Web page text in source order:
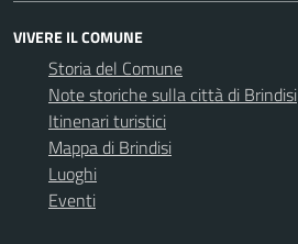
VIVERE IL COMUNE
Storia del Comune
Note storiche sulla città di Brindisi
Itinenari turistici
Mappa di Brindisi
Luoghi
Eventi